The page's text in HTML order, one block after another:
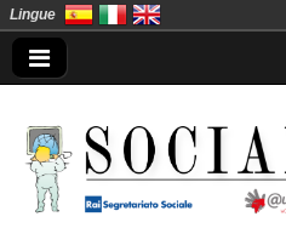
Lingue